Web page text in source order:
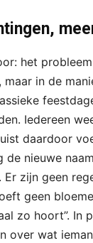
het
maar in de
Iedereen
daardoor
de nieuwe
zijn geen
geen
zo hoort”. In
over wat